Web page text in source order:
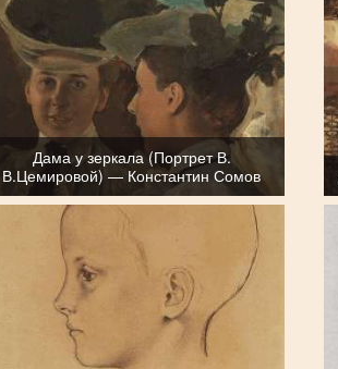
Дама у зеркала (Портрет В.
В.Цемировой) — Константин Сомов